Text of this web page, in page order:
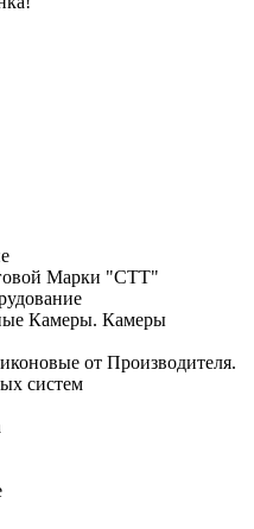
Марки "СТТ"
Камеры. Камеры
от Производителя.
систем